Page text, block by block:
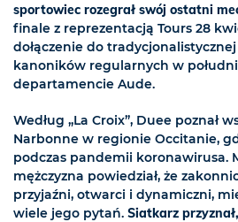
sportowiec rozegrał swój ostatni
finale z reprezentacją Tours 28
dołączenie do
kanoników regularnych w
departamencie Aude.
Według „La Croix”, Duee poznał
Narbonne w regionie Occitanie,
podczas pandemii koronawirusa.
mężczyzna powiedział, że
przyjaźni, otwarci i dynamiczni,
wiele jego pytań. Siatkarz